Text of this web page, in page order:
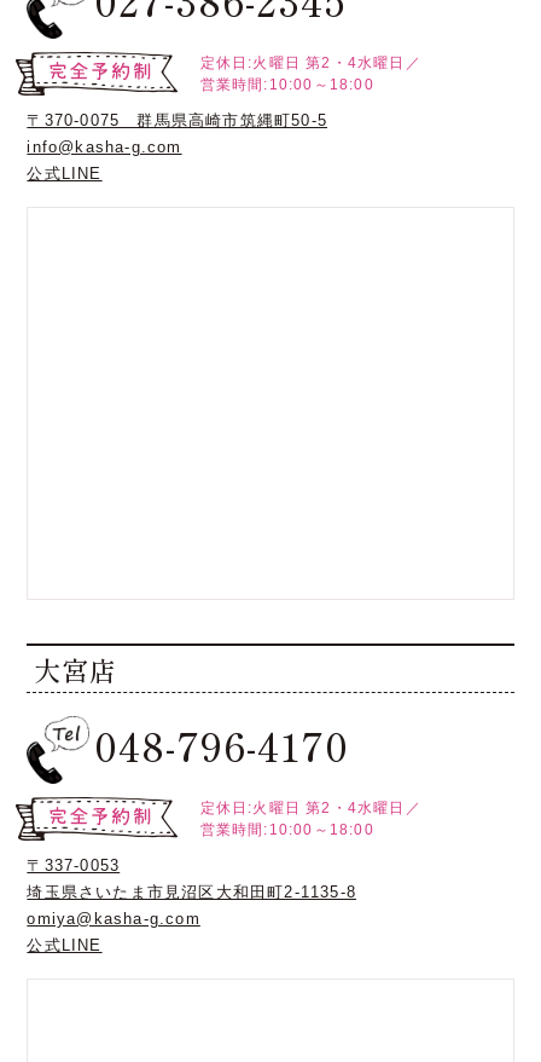
定休日:火曜日 第2・4水曜日／
営業時間:10:00～18:00
〒370-0075 群馬県高崎市筑縄町50-5
info@kasha-g.com
公式LINE
大宮店
048-796-4170
定休日:火曜日 第2・4水曜日／
営業時間:10:00～18:00
〒337-0053
埼玉県さいたま市見沼区大和田町2-1135-8
omiya@kasha-g.com
公式LINE